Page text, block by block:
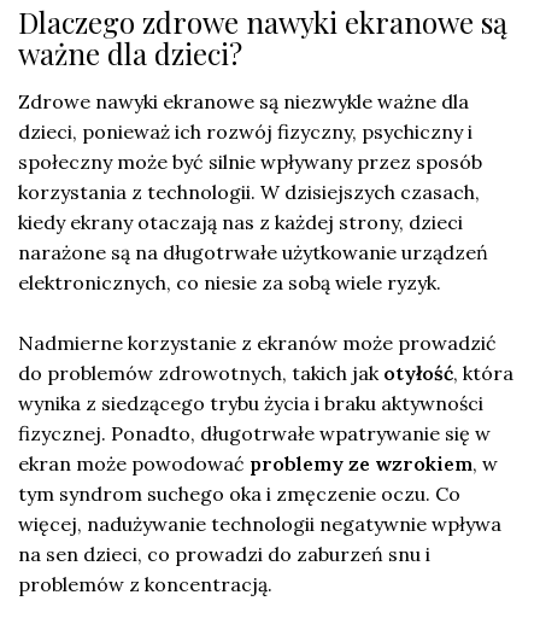
Dlaczego zdrowe nawyki ekranowe są
ważne dla dzieci?
Zdrowe nawyki ekranowe są niezwykle ważne dla
dzieci, ponieważ ich rozwój fizyczny, psychiczny i
społeczny może być silnie wpływany przez sposób
korzystania z technologii. W dzisiejszych czasach,
kiedy ekrany otaczają nas z każdej strony, dzieci
narażone są na długotrwałe użytkowanie urządzeń
elektronicznych, co niesie za sobą wiele ryzyk.
Nadmierne korzystanie z ekranów może prowadzić
do problemów zdrowotnych, takich jak otyłość, która
wynika z siedzącego trybu życia i braku aktywności
fizycznej. Ponadto, długotrwałe wpatrywanie się w
ekran może powodować problemy ze wzrokiem, w
tym syndrom suchego oka i zmęczenie oczu. Co
więcej, nadużywanie technologii negatywnie wpływa
na sen dzieci, co prowadzi do zaburzeń snu i
problemów z koncentracją.